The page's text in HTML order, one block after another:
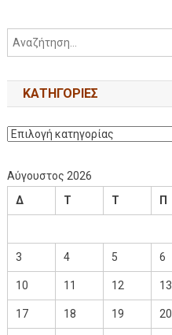
KΑΤΗΓΟΡΊΕΣ
Αύγουστος 2026
Δ
Τ Τ Π
3 4 5 6
10 11 12 13
17 18 19 20